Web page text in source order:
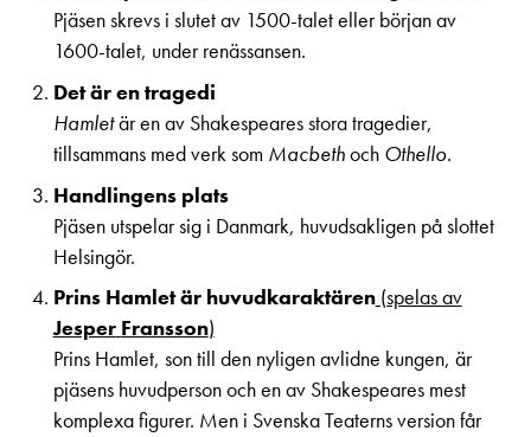
Repertoar
Kalender
Kundtjänst
Biljetter
Unga
Presentkort
DITT BESÖK
Mat & dryck
Publikarbete
Textning
Tillgänglighet
Frågor & svar
Platskarta
GRUPPER & FÖRETAG
Grupper & teaterombud
Pedagognätverk & skolgrupper
Företag
Guidning
OM SVENSKA TEATERN
Aktuellt
Teaterns verksamhet
Ensemble
Historia
LOGGA IN
Pjäsen skrevs i slutet av 1500-talet eller början av
1600-talet, under renässansen.
Det är en tragedi
Hamletär en av Shakespeares stora tragedier,
tillsammans med verk som Macbethoch Othello.
Handlingens plats
Pjäsen utspelar sig i Danmark, huvudsakligen på slottet
Helsingör.
Prins Hamlet är huvudkaraktären(spelas av
Jesper Fransson)
Prins Hamlet, son till den nyligen avlidne kungen, är
pjäsens huvudperson och en av Shakespeares mest
komplexa figurer. Men i Svenska Teaterns version får